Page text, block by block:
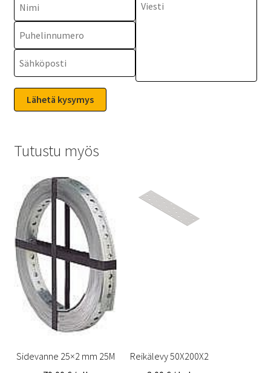
Tutustu myös
Sidevanne 25×2 mm 25M
Reikälevy 50X200X2